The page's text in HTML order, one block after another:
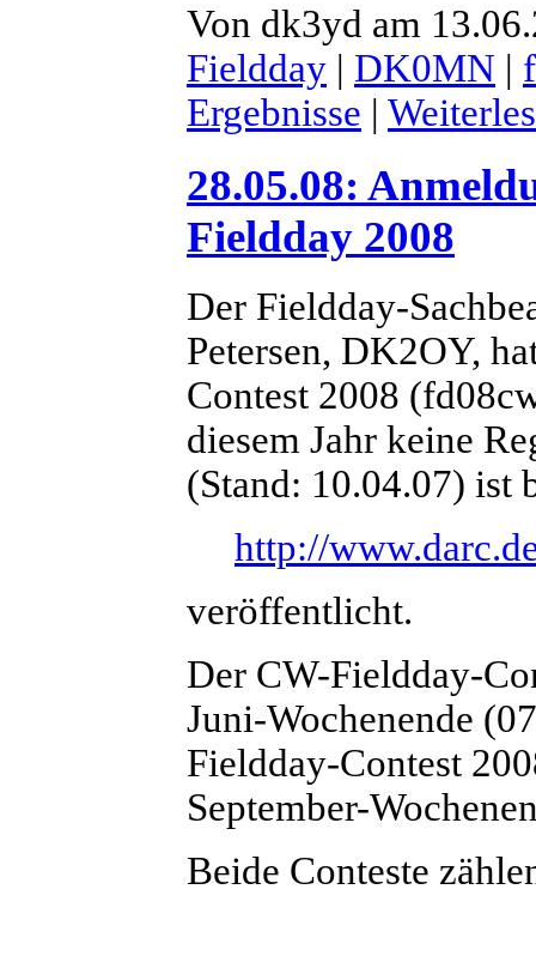
Von dk3yd am
Fieldday | DK0MN |
Ergebnisse |
28.05.08:
Fieldday 2008
Der Fieldday-
Petersen, DK2OY,
Contest 2008
diesem Jahr keine
(Stand: 10.04.07) ist
http://
veröffentlicht.
Der CW-Fieldday-
Juni-Wochenende
Fieldday-Contest
September-
Beide Conteste